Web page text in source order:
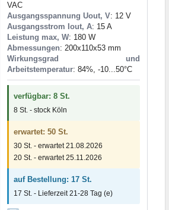
VAC
Ausgangsspannung Uout, V: 12 V
Ausgangsstrom Iout, A: 15 A
Leistung max, W: 180 W
Abmessungen: 200x110x53 mm
Wirkungsgrad und
Arbeitstemperatur: 84%, -10...50°C
verfügbar: 8 St.
8 St. - stock Köln
erwartet: 50 St.
30 St. - erwartet 21.08.2026
20 St. - erwartet 25.11.2026
auf Bestellung: 17 St.
17 St. - Lieferzeit 21-28 Tag (e)